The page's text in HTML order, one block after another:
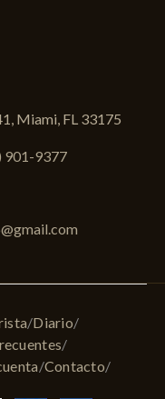
Miami, FL 33175
901-9377
Diario
Contacto